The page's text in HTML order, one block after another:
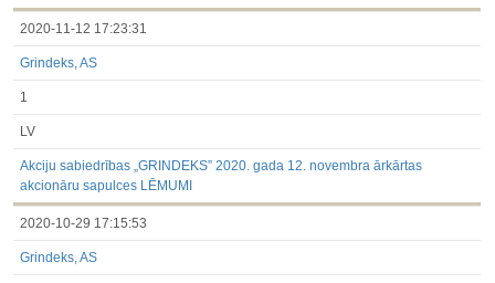
2020-11-12 17:23:31
Grindeks, AS
1
LV
Akciju sabiedrības „GRINDEKS” 2020. gada 12. novembra ārkārtas
akcionāru sapulces LĒMUMI
2020-10-29 17:15:53
Grindeks, AS